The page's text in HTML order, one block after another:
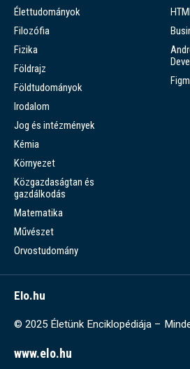
Élettudományok
Filozófia
Fizika
Földrajz
Földtudományok
Irodalom
Jog és intézmények
Kémia
Környezet
Közgazdaságtan és
gazdálkodás
Matematika
Művészet
Orvostudomány
Elo.hu
© 2025 Életünk Enciklopédiája –
www.elo.hu